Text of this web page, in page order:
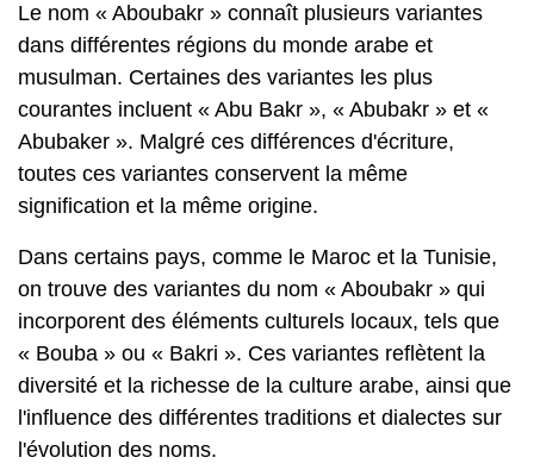
Le nom « Aboubakr » connaît plusieurs variantes
dans différentes régions du monde arabe et
musulman. Certaines des variantes les plus
courantes incluent « Abu Bakr », « Abubakr » et «
Abubaker ». Malgré ces différences d'écriture,
toutes ces variantes conservent la même
signification et la même origine.
Dans certains pays, comme le Maroc et la Tunisie,
on trouve des variantes du nom « Aboubakr » qui
incorporent des éléments culturels locaux, tels que
« Bouba » ou « Bakri ». Ces variantes reflètent la
diversité et la richesse de la culture arabe, ainsi que
l'influence des différentes traditions et dialectes sur
l'évolution des noms.